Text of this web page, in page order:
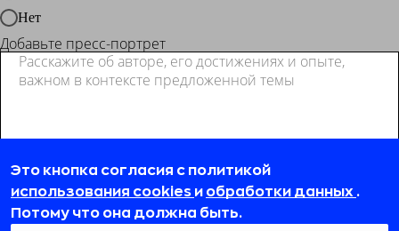
Нет
Добавьте пресс-портрет
Это кнопка согласия с политикой
использования cookies и обработки данных .
Потому что она должна быть.